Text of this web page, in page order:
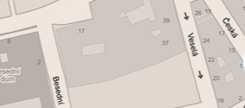
Obsahuje: